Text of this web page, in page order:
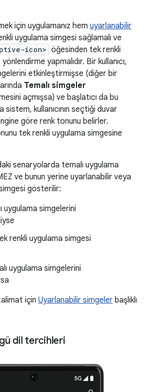
için uygulamanız hem uyarlanabilir
uygulama simgesi sağlamalı ve
icon> öğesinden tek renkli
yapmalıdır. Bir kullanıcı,
etkinleştirmişse (diğer bir
Temalı simgeler
açmışsa) ve başlatıcı da bu
kullanıcının seçtiği duvar
göre renk tonunu belirler.
tek renkli uygulama simgesine
senaryolarda temalı uygulama
ve bunun yerine uyarlanabilir veya
gösterilir:
uygulama simgelerini
renkli uygulama simgesi
uygulama simgelerini
için Uyarlanabilir simgeler başlıklı
dil tercihleri